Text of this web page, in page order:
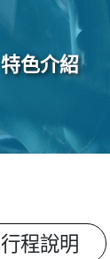
特色介紹
行程說明